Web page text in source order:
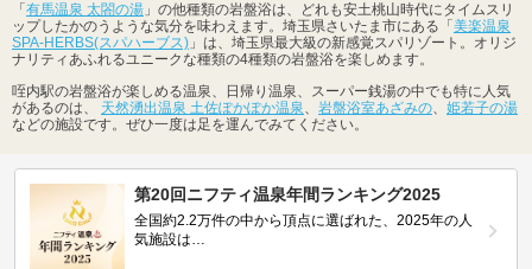
「 有馬温泉 太閤の湯 」の他種類の岩盤浴は、どれも安土桃山時代にタイムスリ
ップしたかのうような気分を味わえます。埼玉県さいたま市にある「 美楽温泉
SPA-HERBS(スパハーブス) 」は、埼玉県最大級の新感覚スパリゾート。オリジ
ナリティあふれるユニークな種類の4種類の岩盤浴を楽しめます。
咥内駅の岩盤浴が楽しめる温泉、日帰り温泉、スーパー銭湯の中でも特に人気
があるのは、 天然湧出温泉 土佐ぽかぽか温泉、 岩盤浴室あざみの、 姫若子の湯
などの施設です。ぜひ一度は足を運んでみてください。
第20回ニフティ温泉年間ランキング2025
全国約2.2万件の中から頂点に選ばれた、2025年の人
気施設は…